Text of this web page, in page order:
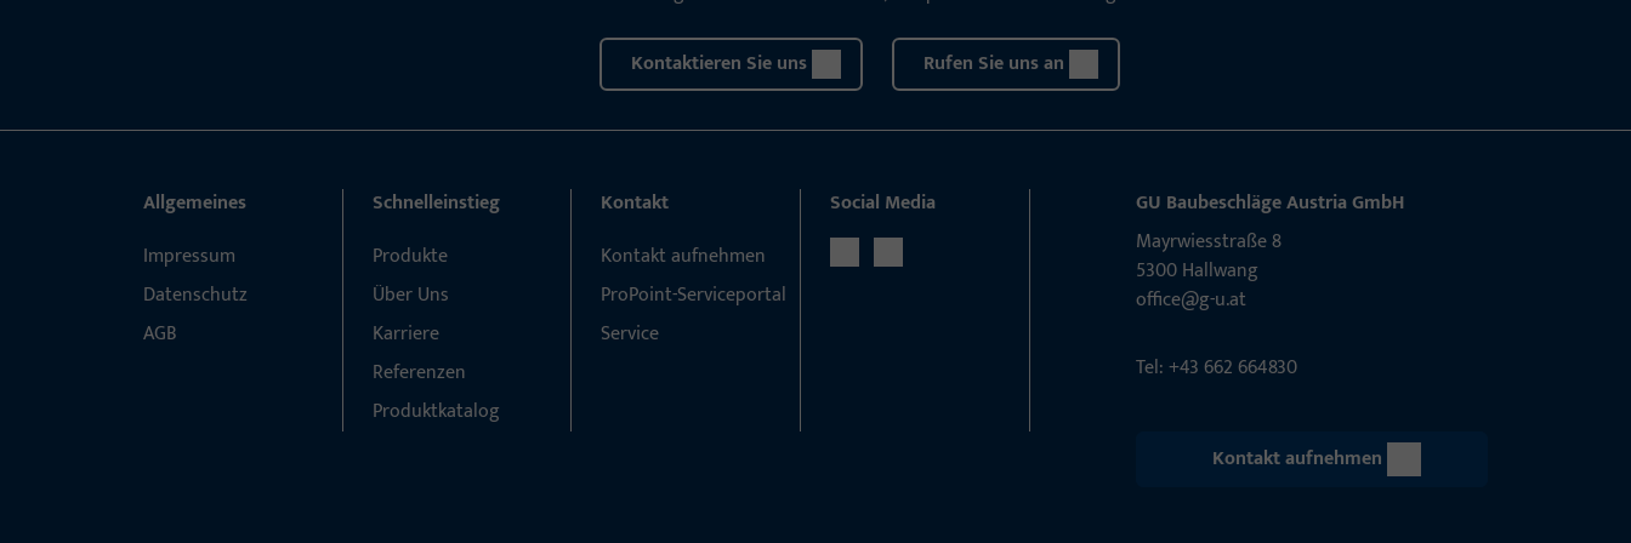
Kontaktieren Sie uns Rufen Sie uns an
Allgemeines
Impressum
Datenschutz
AGB
Schnelleinstieg
Produkte
Über Uns
Karriere
Referenzen
Produktkatalog
Kontakt
Kontakt aufnehmen
ProPoint-Serviceportal
Service
Social Media
GU Baubeschläge Aus­tria GmbH
Mayrwies­straße 8
5300 Hall­wang
office@g-u.at
Tel: +43 662 664830
Kontakt aufnehmen